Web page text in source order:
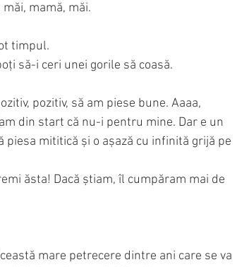
mamă, măi.
timpul.
să-i ceri unei gorile să coasă.
pozitiv, să am piese bune. Aaaa,
din start că nu-i pentru mine. Dar e un
mititică și o așază cu infinită grijă pe
ăsta! Dacă știam, îl cumpăram mai de
mare petrecere dintre ani care se va